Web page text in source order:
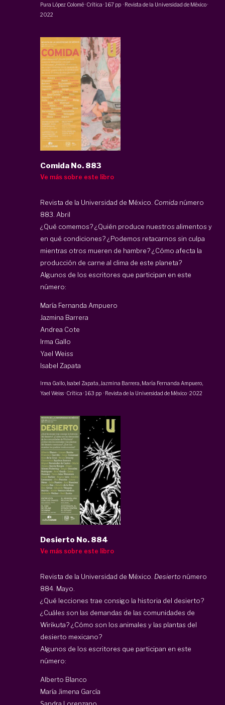
Pura López Colomé· Crítica ·167 pp · Revista de la Universidad de México·
2022
Comida No. 883
Ve más sobre este libro
Revista de la Universidad de México. Comida número
883. Abril
¿Qué comemos? ¿Quién produce nuestros alimentos y
en qué condiciones? ¿Podemos retacarnos sin culpa
mientras otros mueren de hambre? ¿Cómo afecta la
producción de carne al clima de este planeta?
Algunos de los escritores que participan en este
número:
María Fernanda Ampuero
Jazmina Barrera
Andrea Cote
Irma Gallo
Yael Weiss
Isabel Zapata
Irma Gallo Isabel Zapata Jazmina Barrera María Fernanda Ampuero
Yael Weiss· Crítica ·163 pp · Revista de la Universidad de México·2022
Desierto No. 884
Ve más sobre este libro
Revista de la Universidad de México. Desierto número
884. Mayo.
¿Qué lecciones trae consigo la historia del desierto?
¿Cuáles son las demandas de las comunidades de
Wirikuta? ¿Cómo son los animales y las plantas del
desierto mexicano?
Algunos de los escritores que participan en este
número:
Alberto Blanco
María Jimena García